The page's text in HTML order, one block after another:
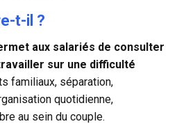
t-il ?
aux salariés de consulter
sur une difficulté
familiaux, séparation,
quotidienne,
au sein du couple.